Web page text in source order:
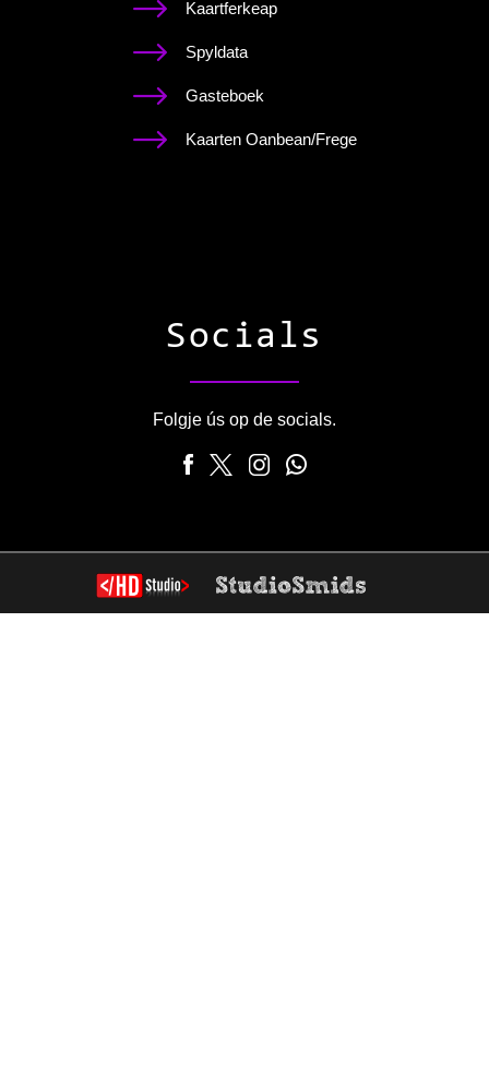
Kaartferkeap
Spyldata
Gasteboek
Kaarten Oanbean/Frege
Socials
Folgje ús op de socials.